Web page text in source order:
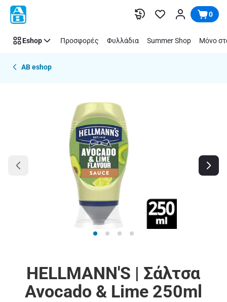
Παράλειψη 0
Eshop Προσφορές Φυλλάδια Summer Shop Μόνο
AB eshop
HELLMANN'S | Σάλτσα
Avocado & Lime 250ml